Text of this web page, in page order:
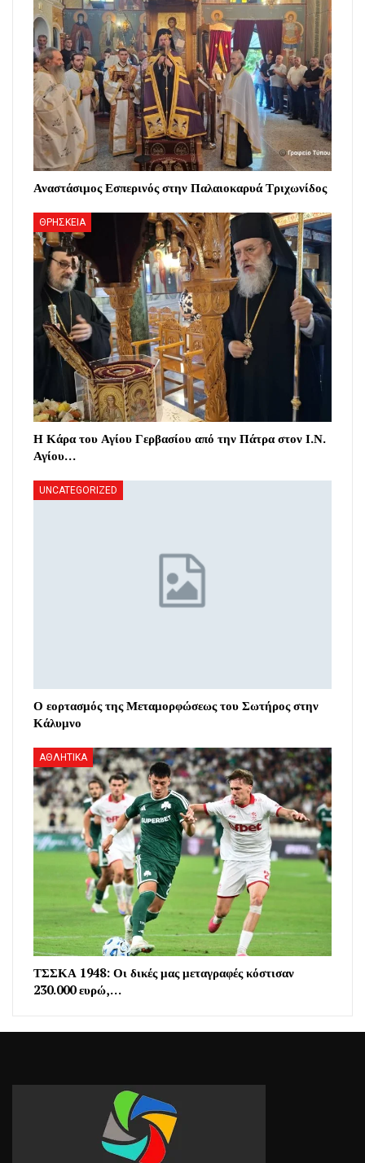
Αναστάσιμος Εσπερινός στην Παλαιοκαρυά Τριχωνίδος
ΘΡΗΣΚΕΙΑ
Η Κάρα του Αγίου Γερβασίου από την Πάτρα στον Ι.Ν.
Αγίου…
UNCATEGORIZED
Ο εορτασμός της Μεταμορφώσεως του Σωτήρος στην
Κάλυμνο
ΑΘΛΗΤΙΚΑ
ΤΣΣΚΑ 1948: Οι δικές μας μεταγραφές κόστισαν
230.000 ευρώ,…